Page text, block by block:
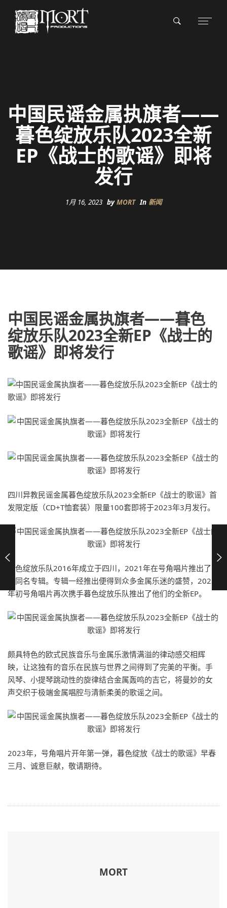
中国民谣金属执旗者——
暮色绽放乐队2023全新
EP《战士的歌谣》即将
发行
1月 16, 2023 byMORT In 新闻
中国民谣金属执旗者——暮色
绽放乐队2023全新EP《战士的
歌谣》即将发行
四川异教民谣金属暮色绽放乐队2023全新EP《战士的歌谣》首
发限定版（CD+T恤套装）限量100套即将于2023年3月发行。
暮色绽放乐队2016年成立于四川，2021年在号角唱片推出了首
张同名专辑。专辑一经推出便得到众多金属乐迷的盛赞，2023
年初号角唱片再次携手暮色绽放乐队推出了他们的全新EP。
颇具特色的欧式民族音乐与金属乐激情满溢的律动感交相辉
映，让这独有的音乐在民族与世界之间得到了完美的平衡。手
风琴、小提琴跳动性的旋律结合金属轰鸣的吉它，将曼妙的女
声交织于极端金属唱腔与清新柔美的歌谣之间。
2023年，号角唱片开年第一弹，暮色绽放《战士的歌谣》早春
三月、诚意巨献，敬请期待。
MORT